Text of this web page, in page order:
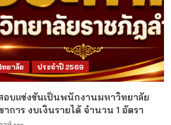
ยาลัย ประจำปี 2569
อบแข่งขันเป็นพนักงานมหาวิทยาลัย
การ งบเงินรายได้ จำนวน 1 อัตรา